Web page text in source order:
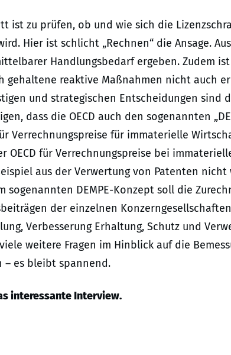
ist zu prüfen, ob und wie sich die
Hier ist schlicht „Rechnen“ die Ansage.
Handlungsbedarf ergeben. Zudem
gehaltene reaktive Maßnahmen nicht auch
und strategischen Entscheidungen sind
dass die OECD auch den sogenannten
Verrechnungspreise für immaterielle
OECD für Verrechnungspreise bei
aus der Verwertung von Patenten
sogenannten DEMPE-Konzept soll die
der einzelnen
Verbesserung Erhaltung, Schutz und
weitere Fragen im Hinblick auf die
– es bleibt spannend.
interessante Interview.